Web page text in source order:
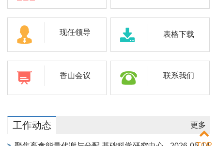
现任领导 表格下载
香山会议 联系我们
更多
工作动态